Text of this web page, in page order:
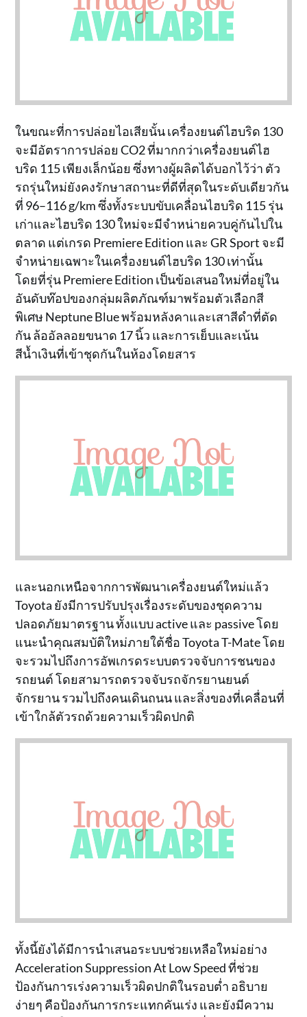
ในขณะที่การปล่อยไอเสียนั้น เครื่องยนต์ไฮบริด 130
จะมีอัตราการปล่อย CO2 ที่มากกว่าเครื่องยนต์ไฮ
บริด 115 เพียงเล็กน้อย ซึ่งทางผู้ผลิตได้บอกไว้ว่า ตัว
รถรุ่นใหม่ยังคงรักษาสถานะที่ดีที่สุดในระดับเดียวกัน
ที่ 96–116 g/km ซึ่งทั้งระบบขับเคลื่อนไฮบริด 115 รุ่น
เก่าและไฮบริด 130 ใหม่จะมีจำหน่ายควบคู่กันไปใน
ตลาด แต่เกรด Premiere Edition และ GR Sport จะมี
จำหน่ายเฉพาะในเครื่องยนต์ไฮบริด 130 เท่านั้น
โดยที่รุ่น Premiere Edition เป็นข้อเสนอใหม่ที่อยู่ใน
อันดับท๊อปของกลุ่มผลิตภัณฑ์มาพร้อมตัวเลือกสี
พิเศษ Neptune Blue พร้อมหลังคาและเสาสีดำที่ตัด
กัน ล้ออัลลอยขนาด 17 นิ้ว และการเย็บและเน้น
สีน้ำเงินที่เข้าชุดกันในห้องโดยสาร
และนอกเหนือจากการพัฒนาเครื่องยนต์ใหม่แล้ว
Toyota ยังมีการปรับปรุงเรื่องระดับของชุดความ
ปลอดภัยมาตรฐาน ทั้งแบบ active และ passive โดย
แนะนำคุณสมบัติใหม่ภายใต้ชื่อ Toyota T-Mate โดย
จะรวมไปถึงการอัพเกรดระบบตรวจจับการชนของ
รถยนต์ โดยสามารถตรวจจับรถจักรยานยนต์
จักรยาน รวมไปถึงคนเดินถนน และสิ่งของที่เคลื่อนที่
เข้าใกล้ตัวรถด้วยความเร็วผิดปกติ
ทั้งนี้ยังได้มีการนำเสนอระบบช่วยเหลือใหม่อย่าง
Acceleration Suppression At Low Speed ที่ช่วย
ป้องกันการเร่งความเร็วผิดปกติในรอบต่ำ อธิบาย
ง่ายๆ คือป้องกันการกระแทกคันเร่ง และยังมีความ